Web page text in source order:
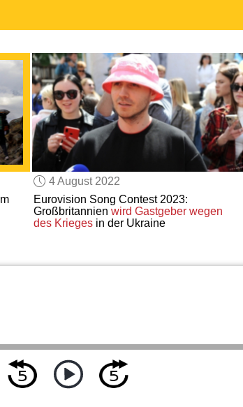
4 August 2022
Eurovision Song Contest 2023:
Großbritannien wird Gastgeber wegen
des Kriegesin der Ukraine